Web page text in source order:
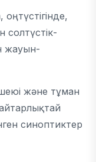
жауын-
және тұман
синоптиктер